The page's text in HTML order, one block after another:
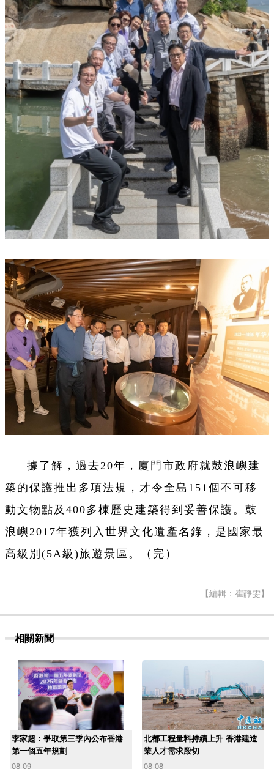
據了解，過去20年，廈門市政府就鼓浪嶼建
築的保護推出多項法規，才令全島151個不可移
動文物點及400多棟歷史建築得到妥善保護。鼓
浪嶼2017年獲列入世界文化遺產名錄，是國家最
高級別(5A級)旅遊景區。（完）
【編輯：崔靜雯】
相關新聞
李家超：爭取第三季內公布香港
第一個五年規劃
08-09
北都工程量料持續上升 香港建造
業人才需求殷切
08-08